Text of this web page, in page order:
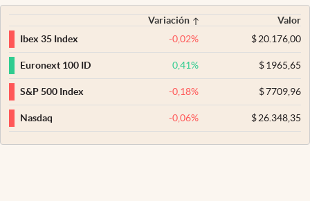
Variación
Valor
Ibex 35 Index
-0,02% $20.176,00
Euronext 100 ID 0,41% $1965,65
S&P 500 Index -0,18% $7709,96
Nasdaq -0,06% $26.348,35